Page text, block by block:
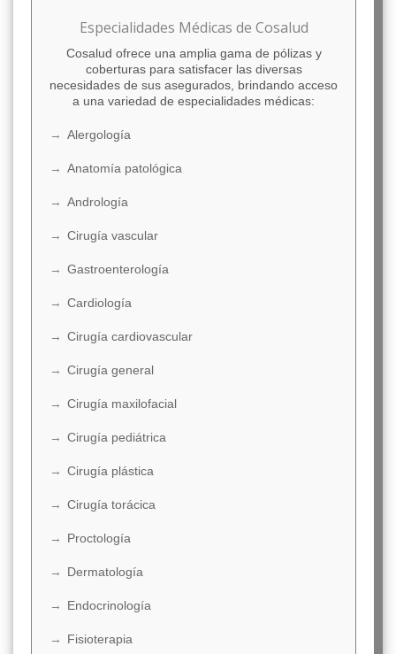
Especialidades Médicas de Cosalud
Cosalud ofrece una amplia gama de pólizas y
coberturas para satisfacer las diversas
necesidades de sus asegurados, brindando acceso
a una variedad de especialidades médicas:
Alergología
Anatomía patológica
Andrología
Cirugía vascular
Gastroenterología
Cardiología
Cirugía cardiovascular
Cirugía general
Cirugía maxilofacial
Cirugía pediátrica
Cirugía plástica
Cirugía torácica
Proctología
Dermatología
Endocrinología
Fisioterapia